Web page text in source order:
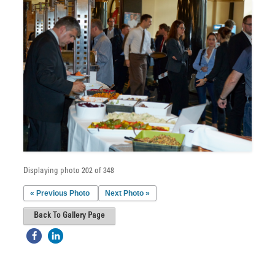
Displaying photo 202 of 348
« Previous Photo Next Photo »
Back To Gallery Page